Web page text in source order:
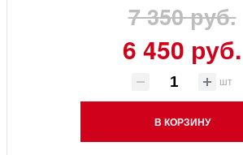
7 350 руб.
6 450 руб.
шт
В КОРЗИНУ